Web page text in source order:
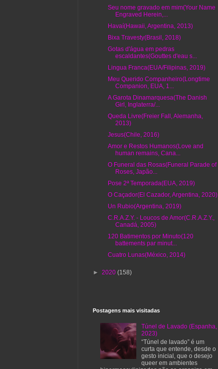
Seu nome gravado em mim(Your Name
Engraved Herein,...
Havaí(Hawaii, Argentina, 2013)
Bixa Travesty(Brasil, 2018)
Gotas d'água em pedras
escaldantes(Gouttes d'eau s...
Lingua Franca(EUA/Filipinas, 2019)
Meu Querido Companheiro(Longtime
Companion, EUA, 1...
A Garota Dinamarquesa(The Danish
Girl, Inglaterra/...
Queda Livre(Freier Fall, Alemanha,
2013)
Jesus(Chile, 2016)
Amor e Restos Humanos(Love and
human remains, Cana...
O Funeral das Rosas(Funeral Parade of
Roses, Japão...
Pose 2ª Temporada(EUA, 2019)
O Caçador(El Cazador, Argentina, 2020)
Un Rubio(Argentina, 2019)
C.R.A.Z.Y. - Loucos de Amor(C.R.A.Z.Y.,
Canadá, 2005)
120 Batimentos por Minuto(120
battements par minut...
Cuatro Lunas(México, 2014)
► 2020 (158)
Postagens mais visitadas
Túnel de Lavado (Espanha,
2023)
“Túnel de lavado” é um
curta que entende, desde o
gesto inicial, que o desejo
queer em ambientes